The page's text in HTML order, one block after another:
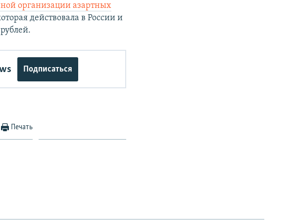
организации азартных
действовала в России и
Подписаться
Печать